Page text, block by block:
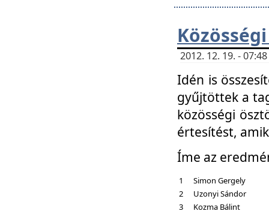
2012. 12. 19. -
Idén is
gyűjtöttek a
közösségi
értesítést,
Íme az
1
Simon Gergely
2
Uzonyi Sándor
3
Kozma Bálint